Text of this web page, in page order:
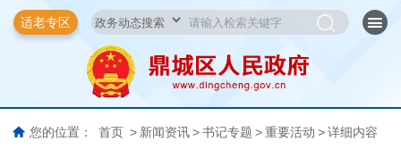
适老专区
您的位置： 首页 > 新闻资讯 > 书记专题 > 重要活动 > 详细内容